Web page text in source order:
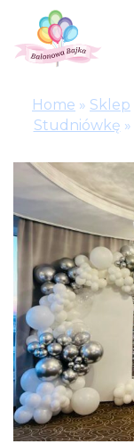
Home » Sklep
Studniówkę »